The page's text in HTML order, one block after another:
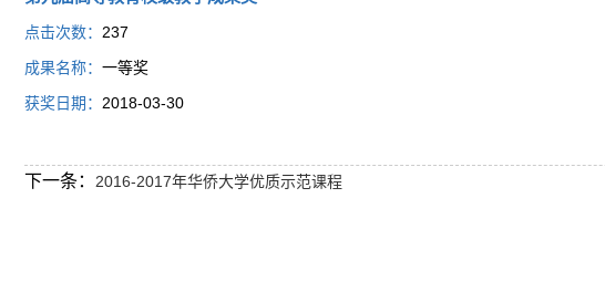
点击次数： 237
成果名称： 一等奖
获奖日期： 2018-03-30
下一条： 2016-2017年华侨大学优质示范课程